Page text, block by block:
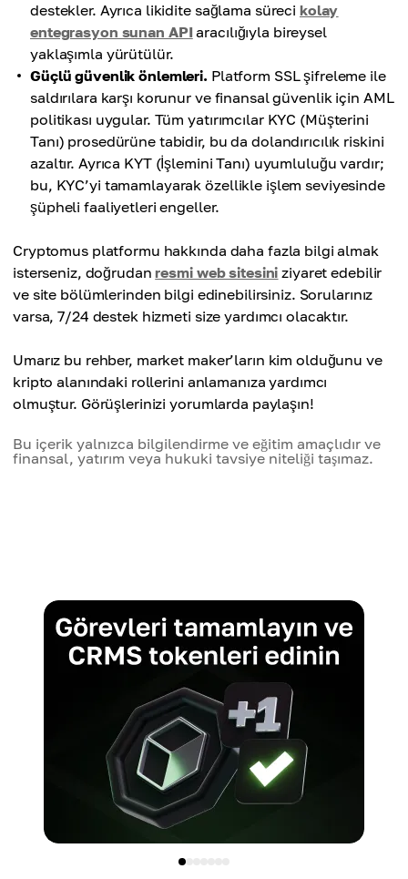
destekler. Ayrıca likidite sağlama süreci kolay
entegrasyon sunan APIaracılığıyla bireysel
yaklaşımla yürütülür.
Güçlü güvenlik önlemleri. Platform SSL şifreleme ile
saldırılara karşı korunur ve finansal güvenlik için AML
politikası uygular. Tüm yatırımcılar KYC (Müşterini
Tanı) prosedürüne tabidir, bu da dolandırıcılık riskini
azaltır. Ayrıca KYT (İşlemini Tanı) uyumluluğu vardır;
bu, KYC’yi tamamlayarak özellikle işlem seviyesinde
şüpheli faaliyetleri engeller.
Cryptomus platformu hakkında daha fazla bilgi almak
isterseniz, doğrudanresmi web sitesini ziyaret edebilir
ve site bölümlerinden bilgi edinebilirsiniz. Sorularınız
varsa, 7/24 destek hizmeti size yardımcı olacaktır.
Umarız bu rehber, market maker’ların kim olduğunu ve
kripto alanındaki rollerini anlamanıza yardımcı
olmuştur. Görüşlerinizi yorumlarda paylaşın!
Bu içerik yalnızca bilgilendirme ve eğitim amaçlıdır ve
finansal, yatırım veya hukuki tavsiye niteliği taşımaz.